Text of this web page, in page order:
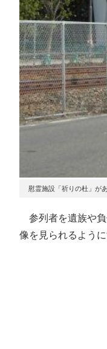
慰霊施設「祈りの杜」が
参列者を遺族や負
像を見られるように